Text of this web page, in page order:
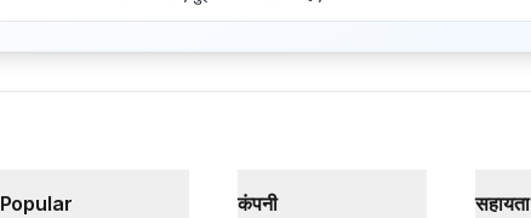
Popular कंपनी सहायता